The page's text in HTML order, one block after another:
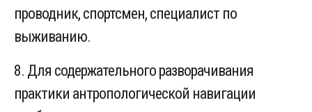
проводник, спортсмен, специалист по
выживанию.
8. Для содержательного разворачивания
практики антропологической навигации